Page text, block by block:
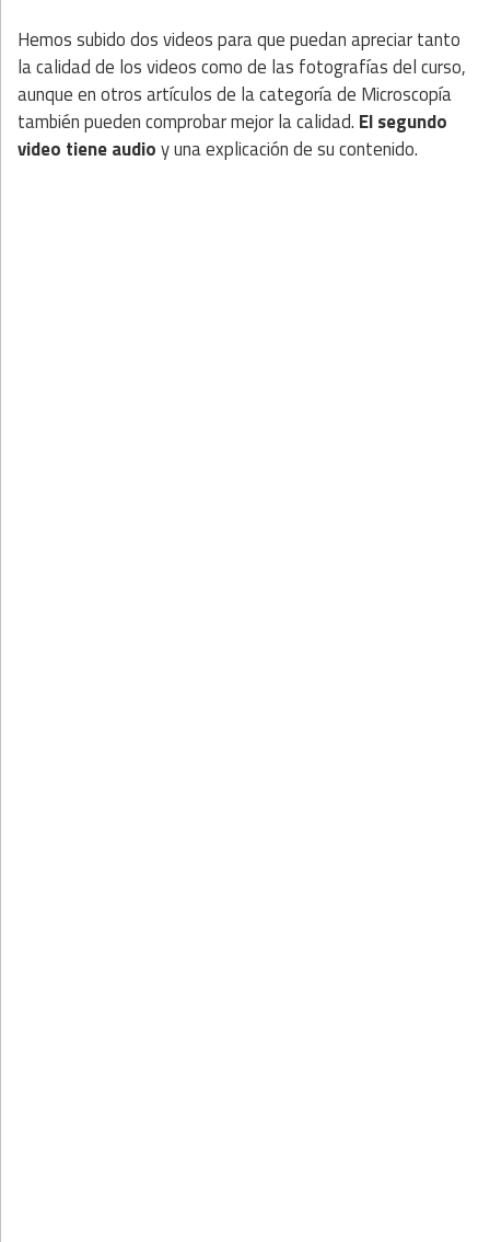
Hemos subido dos videos para que puedan apreciar tanto
la calidad de los videos como de las fotografías del curso,
aunque en otros artículos de la categoría de Microscopía
también pueden comprobar mejor la calidad. El segundo
video tiene audioy una explicación de su contenido.